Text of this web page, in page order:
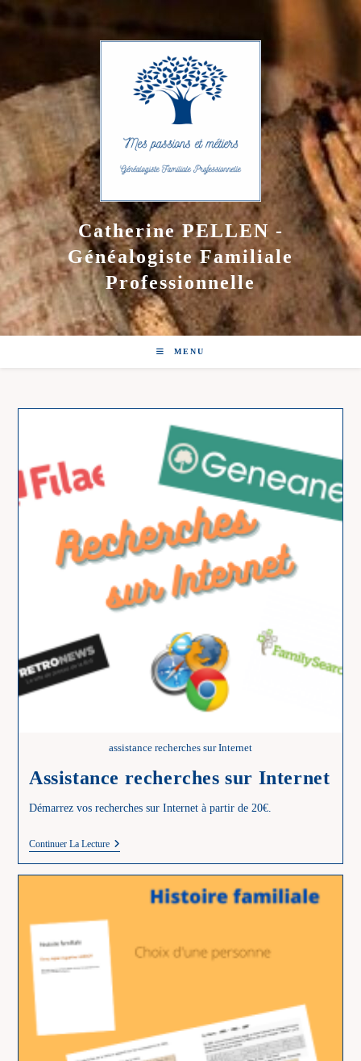
Catherine PELLEN -
Généalogiste Familiale
Professionnelle
MENU
assistance recherches sur Internet
Assistance recherches sur Internet
Démarrez vos recherches sur Internet à partir de 20€.
Continuer La LectureAssistance
Recherches